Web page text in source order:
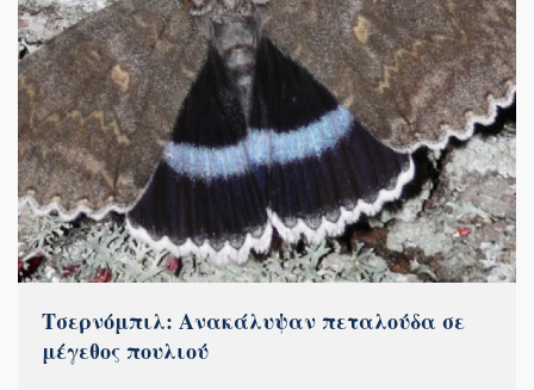
Τσερνόμπιλ: Ανακάλυψαν πεταλούδα σε
μέγεθος πουλιού